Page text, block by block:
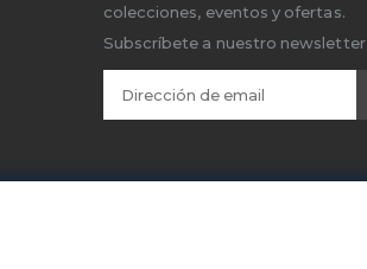
colecciones, eventos y ofertas.
Subscríbete a nuestro newsletter